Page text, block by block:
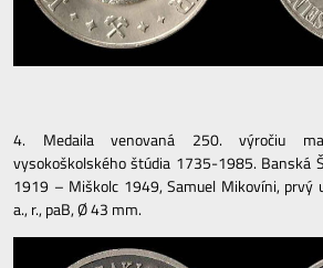
4. Medaila venovaná 250. výročiu
vysokoškolského štúdia 1735-1985. Banská
1919 – Miškolc 1949, Samuel Mikovíni, prvý
a., r., paB, Ø 43 mm.